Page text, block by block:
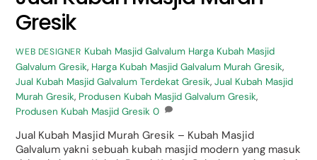
Gresik
WEB DESIGNER Kubah Masjid Galvalum Harga Kubah Masjid
Galvalum Gresik, Harga Kubah Masjid Galvalum Murah Gresik,
Jual Kubah Masjid Galvalum Terdekat Gresik,Jual Kubah Masjid
Murah Gresik, Produsen Kubah Masjid Galvalum Gresik,
Produsen Kubah Masjid Gresik 0
Jual Kubah Masjid Murah Gresik – Kubah Masjid
Galvalum yakni sebuah kubah masjid modern yang masuk